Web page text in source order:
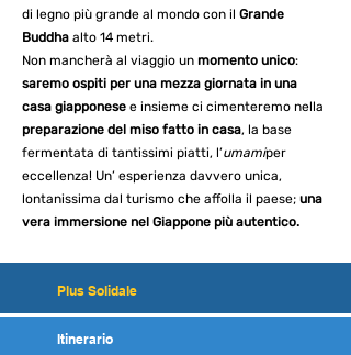
di legno più grande al mondo con il Grande
Buddha alto 14 metri.
Non mancherà al viaggio un momento unico:
saremo ospiti per una mezza giornata in una
casa giapponese e insieme ci cimenteremo nella
preparazione del miso fatto in casa, la base
fermentata di tantissimi piatti, l’umamiper
eccellenza! Un’ esperienza davvero unica,
lontanissima dal turismo che affolla il paese; una
vera immersione nel Giappone più autentico.
Plus Solidale
Itinerario